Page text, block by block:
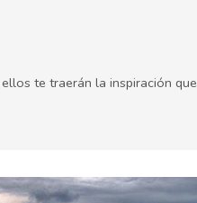
te traerán la inspiración que